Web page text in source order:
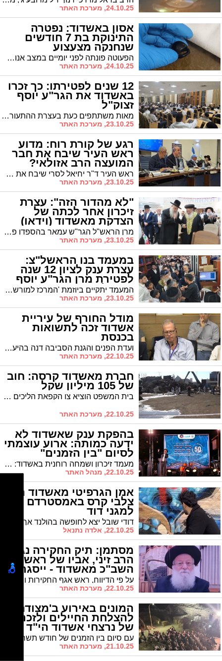
24.10.25, מערכת האתר
אסון באשדוד: נפטרה
התינוקת בת 7 חודשים
שנחנקה מצעצוע
הפעוטה פונתה לפני יומיים במצב אנוש לאחר שבלעה חתיכת צעצוע שחסמה את קנה הנשימה. צוותי ההצלה שלפו את החפץ וביצעו החייאה בדרך לבית החולים. חרף מאמצי הצוותים הרפואיים הבוקר נקבע מותה באסותא
24.10.25, מערכת האתר
12 שנים לפטירתו: כך זכרו
באשדוד את הגר"ע יוסף
זצוק"ל
מאות משתתפים כעת בעצרת ההתעוררות המרכזית במלאת 12 שנה להסתלקות מרן רבינו עובדיה יוסף זכר צדיק וקדוש לברכה הנערכת בהיכל ישיבת 'זוהר התורה' במעמד בנו הראשון לציון והרב הראשי לישראל הגאון הגדול רבי דוד יוסף שליט"א בעל ה'הלכה ברורה'
23.10.25, מערכת האתר
רגע של קורת רוח: מדוע
ראש העיר שיבח את חבר
המועצה הרב אזולאי?
(וידאו) ראש העיר ד"ר יחיאל לסרי שיבח את חבר מועצת העיר ר' מני אזולאי בישיבת המליאה על הערב הענק במצודה להנצחת חללי מלחמות ברזל בלימוד התורה ע"י בני הישיבות
23.10.25, מערכת האתר
"לא מהדור הזה": עצרת
זיכרון אחר לכתה של
הצדקת מאשדוד (וידאו)
מרן הראש"ל הגר"ש עמאר בהספדו פרץ בבכי ואמר: "בצדקותה, הגינה על העיר אשדוד, יש הרבה ללמוד מהמנוחה ע"ה, זו דמות שלא נוכל עוד לראות"
23.10.25, מערכת האתר
במעמד בנו הראשל"צ:
עצרת ענק לציון 12 שנה
לפטירת מרן הגר"ע יוסף
זצוק"ל המעמד יתקיים ביוזמת 'המרכז למורשת' בשיתוף מוסדות 'זוהר התורה', היום, יום חמישי, א' חשוון, בשעה 18:00 בהיכל הישיבה רח' מבוא הדמומית 4 בהשתתפות מאות בני הישיבה, אברכים, רבנן ותלמידהון ותושבי הסביבה שיגיעו לחלוק כבוד למרן זיע"א לקראת יום הילולתו שיחול בשבת הקרובה
23.10.25, מערכת האתר
מודל החורף של עיריית
אשדוד זכה לתשואות
בכנסת
ועדת הפנים והגנת הסביבה דנה בהיערכות רשויות מקומיות למזג אוויר קיצון • העירייה פיתחה מודל ייחודי עם חיזוי מקצועי, רמזור התרעות והסברה דיגיטלית • ראש העיר לסרי: "המודל נלמד ברשויות אחרות"
22.10.25, מערכת האתר
חברת מאשדוד קרסה: חוב
של 105 מיליון שקל
בית המשפט הוציא צו הקפאת הליכים לחברת שאול גואטה. המחזור קרס מ-200 מיליון שקל ב-2022 ל-35 מיליון שקל ב-2025. החברה: "המלחמה והחרם הטורקי גרמו לפגיעה מהותית". נאמן יבחן האם לקחת את החברה לפירוק או שיקום
22.10.25, מערכת האתר
בהפקת ענק שאשדוד לא
ידעה כמותה: ארוע עוצמתי
לסיום "בין הזמנים"
ב'מצודה' (וידאו) מעמד זיכרון ושמחה רוחנית באשדוד: מאות משתתפים בסיום ישיבות בין הזמנים "חזון עובדיה" באשדוד – 50,000 שעות תורה לעילוי נשמות נרצחי המלחמה
22.10.25, מנהל האתר
אמן הגרפיטי מאשדוד הפך
צלבי קרס באמסטרדם
למגני דוד
22.10.25, אלדה נתנאל
מסתמן: תיק החקירה נגד
הרב זיני, אביו של ראש
השב"כ מאשדוד - ייסגר
22.10.25, מערכת האתר
המונים באירוע ב'מצודה'
להצלחת החיילים ולזכרם
של נרצחי אשדוד הי"ד
21.10.25, מערכת האתר